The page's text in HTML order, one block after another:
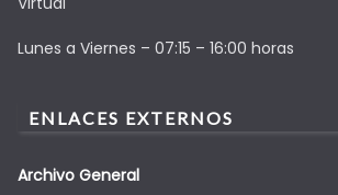
Lunes a Viernes – 07:15 – 16:00 horas
ENLACES EXTERNOS
Archivo General